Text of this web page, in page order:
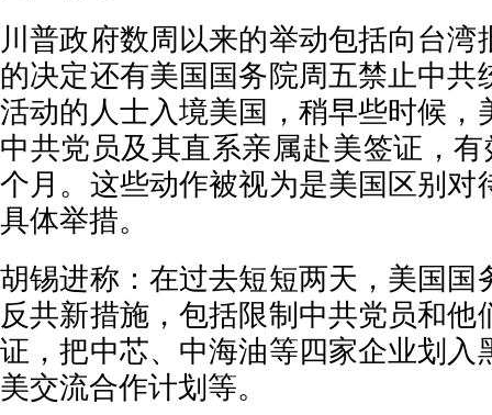
川普政府数周以来的举动包括向台湾
的决定还有美国国务院周五禁止中共
活动的人士入境美国，稍早些时候，
中共党员及其直系亲属赴美签证，
个月。这些动作被视为是美国区别对
具体举措。
胡锡进称：在过去短短两天，美国国
反共新措施，包括限制中共党员和他
证，把中芯、中海油等四家企业划入
美交流合作计划等。